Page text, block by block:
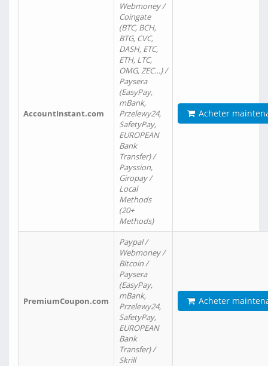
AccountInstant.com
Webmoney /
Coingate
(BTC, BCH,
BTG, CVC,
DASH, ETC,
ETH, LTC,
OMG, ZEC…) /
Paysera
(EasyPay,
mBank,
Przelewy24,
SafetyPay,
EUROPEAN
Bank
Transfer) /
Payssion,
Giropay /
Local
Methods
(20+
Methods)
Acheter
PremiumCoupon.com
Paypal /
Webmoney /
Bitcoin /
Paysera
(EasyPay,
mBank,
Przelewy24,
SafetyPay,
EUROPEAN
Bank
Transfer) /
Skrill
Acheter